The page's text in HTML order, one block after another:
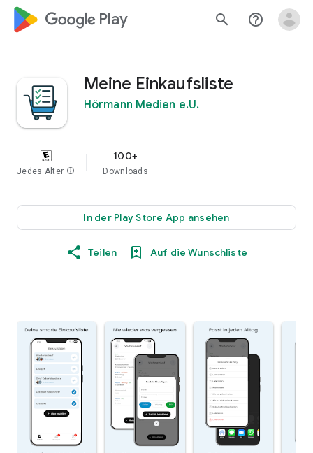
google_logo Play search help_outline
Meine Einkaufsliste
Hörmann Medien e.U.
Jedes Alter info
100+
Downloads
In der Play Store App ansehen
Teilen Auf die Wunschliste